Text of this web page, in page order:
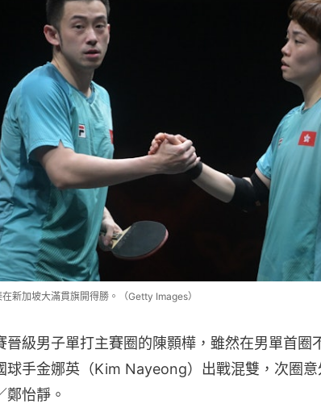
新加坡大滿貫旗開得勝。（Getty Images）
晉級男子單打主賽圈的陳顥樺，雖然在男單首圈
球手金娜英（Kim Nayeong）出戰混雙，次圈
鄭怡靜。